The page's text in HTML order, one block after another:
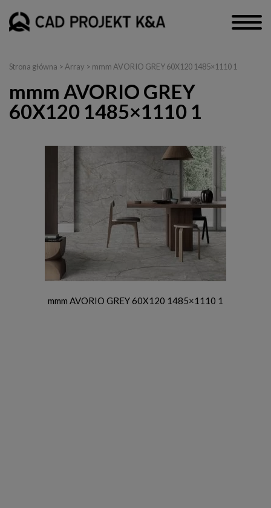
Strona główna > Array > mmm AVORIO GREY 60X120 1485×1110 1
mmm AVORIO GREY
60X120 1485×1110 1
mmm AVORIO GREY 60X120 1485×1110 1